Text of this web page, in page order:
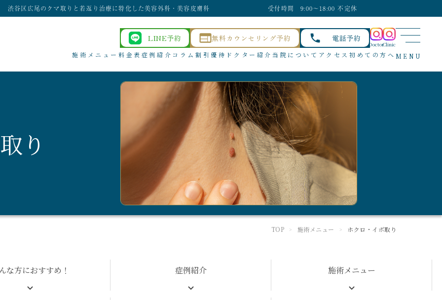
渋谷区広尾のクマ取りと若返り治療に特化した美容外科・美容皮膚科 受付時間 9:00〜18:00 不定休
LINE予約 無料カウンセリング予約 電話予約
DoctorClinic
施術メニュー 料金表 症例紹介 コラム 割引優待 ドクター紹介 当院について アクセス 初めての方へ MENU
り ｜La villa Hiroo ラヴィラ広尾-美容
TOP > 施術メニュー > ホクロ・イボ取り
な方におすすめ！ 症例紹介 施術メニュー